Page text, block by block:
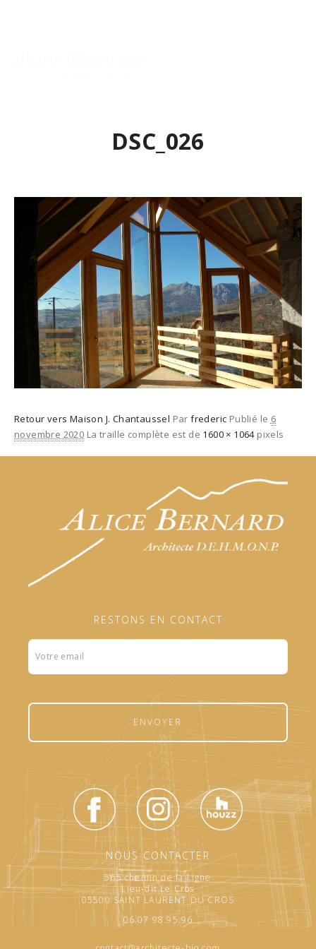
DSC_026
Retour vers Maison J. Chantaussel Parfrederic Publié le 6
novembre 2020 La traille complète est de 1600 × 1064pixels
RESTONS EN CONTACT
Formulaire
footer
ENVOYER
NOUS CONTACTER
565 chemin de la Ligne
Lieu-dit Le Cros
05500 SAINT LAURENT DU CROS
06.07.98.95.96